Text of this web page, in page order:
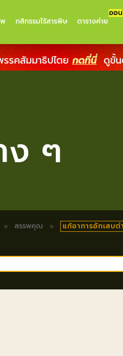
กสิกรรมไร้สารพิษ ตารางค่าย
ออ
รรคสัมมาธิปไตยกดที่นี่ ดูขั้น
ง ๆ
9 สรรพคุณ 9 แก้อาการอักเสบต่